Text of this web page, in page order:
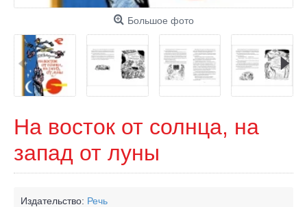
Большое фото
На восток от солнца, на
запад от луны
Издательство: Речь